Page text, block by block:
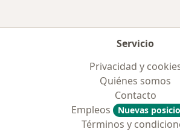
Servicio
Privacidad y
Quiénes somos
Contacto
Empleos
Nuevas
Términos y